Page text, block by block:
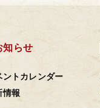
知らせ
ントカレンダー
情報